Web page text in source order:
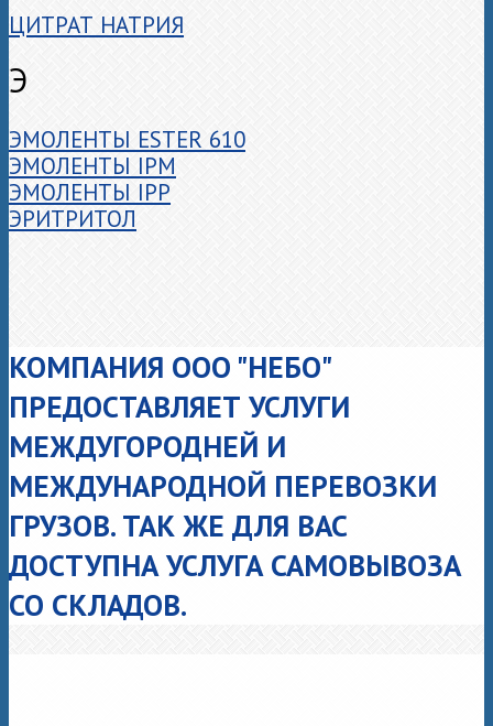
ЦИТРАТ НАТРИЯ
Э
ЭМОЛЕНТЫ ESTER 610
ЭМОЛЕНТЫ IPM
ЭМОЛЕНТЫ IPP
ЭРИТРИТОЛ
КОМПАНИЯ ООО "НЕБО"
ПРЕДОСТАВЛЯЕТ УСЛУГИ
МЕЖДУГОРОДНЕЙ И
МЕЖДУНАРОДНОЙ ПЕРЕВОЗКИ
ГРУЗОВ. ТАК ЖЕ ДЛЯ ВАС
ДОСТУПНА УСЛУГА САМОВЫВОЗА
СО СКЛАДОВ.